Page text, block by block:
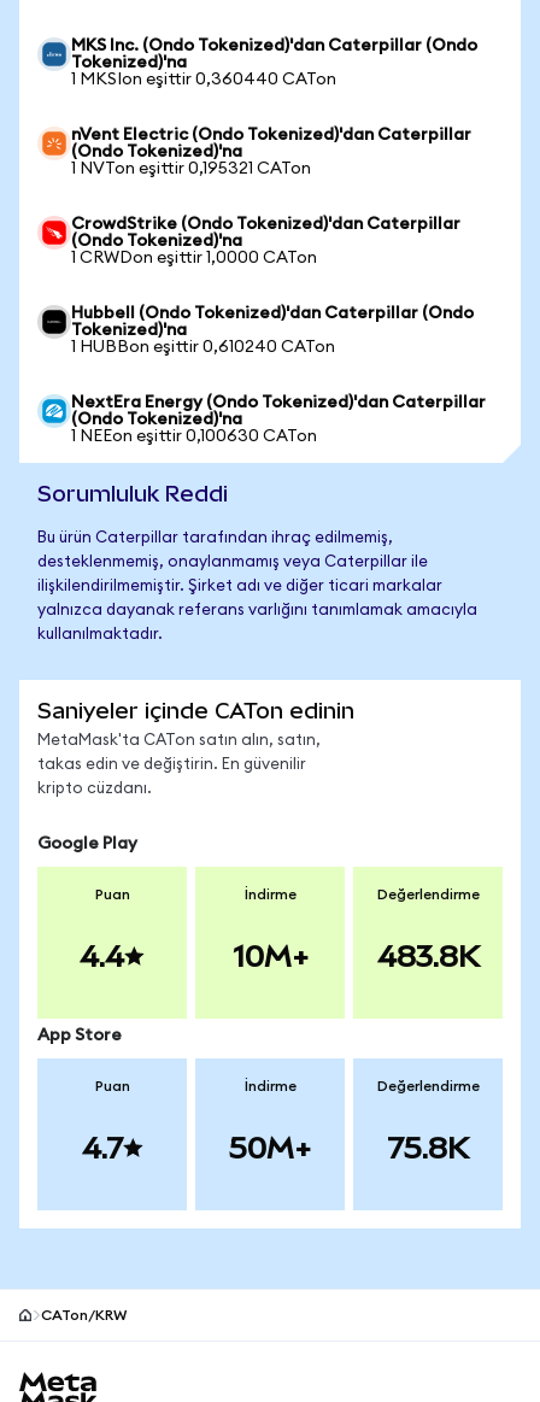
MKS Inc. (Ondo Tokenized)'dan Caterpillar (Ondo
Tokenized)'na
1 MKSIon eşittir 0,360440 CATon
nVent Electric (Ondo Tokenized)'dan Caterpillar
(Ondo Tokenized)'na
1 NVTon eşittir 0,195321 CATon
CrowdStrike (Ondo Tokenized)'dan Caterpillar
(Ondo Tokenized)'na
1 CRWDon eşittir 1,0000 CATon
Hubbell (Ondo Tokenized)'dan Caterpillar (Ondo
Tokenized)'na
1 HUBBon eşittir 0,610240 CATon
NextEra Energy (Ondo Tokenized)'dan Caterpillar
(Ondo Tokenized)'na
1 NEEon eşittir 0,100630 CATon
Sorumluluk Reddi
Bu ürün Caterpillar tarafından ihraç edilmemiş,
desteklenmemiş, onaylanmamış veya Caterpillar ile
ilişkilendirilmemiştir. Şirket adı ve diğer ticari markalar
yalnızca dayanak referans varlığını tanımlamak amacıyla
kullanılmaktadır.
Saniyeler içinde CATon edinin
MetaMask'ta CATon satın alın, satın,
takas edin ve değiştirin. En güvenilir
kripto cüzdanı.
Google Play
Puan
4.4
İndirme
10M+
Değerlendirme
483.8K
App Store
Puan
4.7
İndirme
50M+
Değerlendirme
75.8K
CATon/KRW